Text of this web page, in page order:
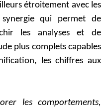
étroitement avec les
qui permet de
les analyses et de
plus complets capables
les chiffres aux
les comportements,